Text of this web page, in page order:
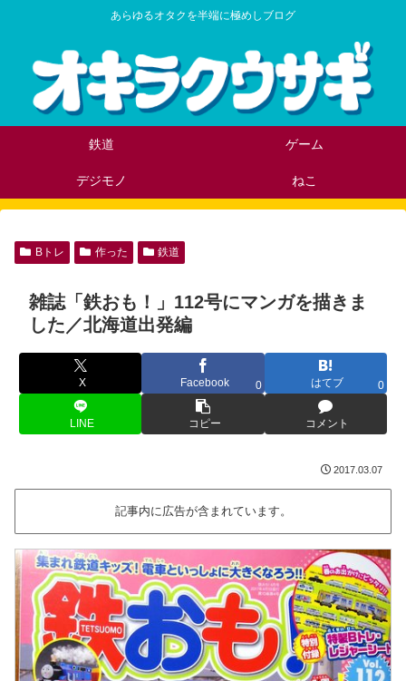
あらゆるオタクを半端に極めしブログ
鉄道 ゲーム
デジモノ ねこ
Bトレ 作った 鉄道
雑誌「鉄おも！」112号にマンガを描きま
した／北海道出発編
X Facebook 0 はてブ 0
LINE コピー コメント
2017.03.07
記事内に広告が含まれています。